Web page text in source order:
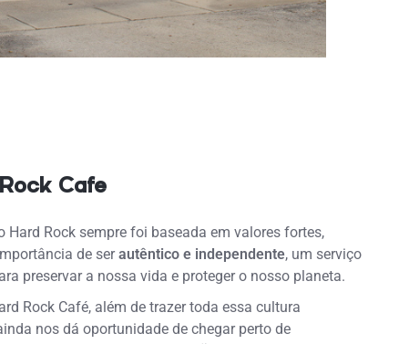
Cafe
Hard Rock sempre foi baseada em valores fortes,
de serautêntico e independente, um serviço
preservar a nossa vida e proteger o nosso planeta.
Rock Café, além de trazer toda essa cultura
nos dá oportunidade de chegar perto de